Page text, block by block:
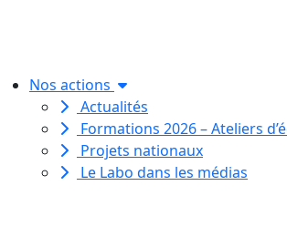
Nos actions
Actualités
Formations 2026 – Ateliers
Projets nationaux
Le Labo dans les médias